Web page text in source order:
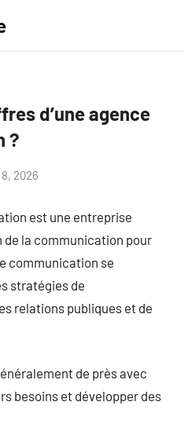
d’une agence
?
2026
est une entreprise
de la communication pour
communication se
stratégies de
relations publiques et de
de près avec
besoins et développer des